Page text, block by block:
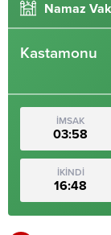
Namaz
Kastamonu
İMSAK
03:58
İKİNDİ
16:48